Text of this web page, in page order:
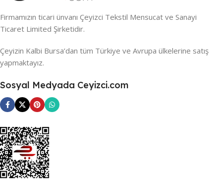
Firmamızın ticari ünvanı Çeyizci Tekstil Mensucat ve Sanayi
Ticaret Limited Şirketidir.
Çeyizin Kalbi Bursa’dan tüm Türkiye ve Avrupa ülkelerine satış
yapmaktayız.
Sosyal Medyada Ceyizci.com